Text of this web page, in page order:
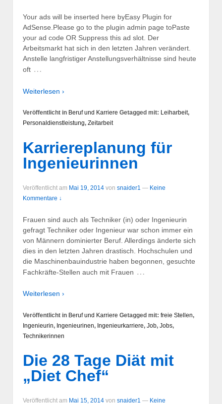
Your ads will be inserted here byEasy Plugin for
AdSense.Please go to the plugin admin page toPaste
your ad code OR Suppress this ad slot. Der
Arbeitsmarkt hat sich in den letzten Jahren verändert.
Anstelle langfristiger Anstellungsverhältnisse sind heute
oft …
Weiterlesen ›
Veröffentlicht in Beruf und Karriere Getagged mit: Leiharbeit,
Personaldienstleistung, Zeitarbeit
Karriereplanung für
Ingenieurinnen
Veröffentlicht am Mai 19, 2014 von snaider1 — Keine
Kommentare ↓
Frauen sind auch als Techniker (in) oder Ingenieurin
gefragt Techniker oder Ingenieur war schon immer ein
von Männern dominierter Beruf. Allerdings änderte sich
dies in den letzten Jahren drastisch. Hochschulen und
die Maschinenbauindustrie haben begonnen, gesuchte
Fachkräfte-Stellen auch mit Frauen …
Weiterlesen ›
Veröffentlicht in Beruf und Karriere Getagged mit: freie Stellen,
Ingenieurin, Ingenieurinen, Ingenieurkarriere, Job, Jobs,
Technikerinnen
Die 28 Tage Diät mit
„Diet Chef“
Veröffentlicht am Mai 15, 2014 von snaider1 — Keine